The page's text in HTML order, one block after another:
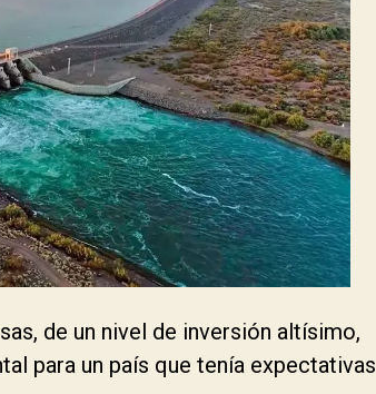
de un nivel de inversión altísimo,
para un país que tenía expectativas